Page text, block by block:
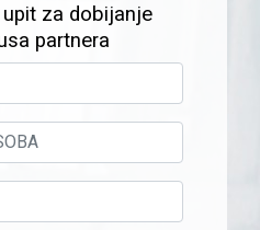
za dobijanje
partnera